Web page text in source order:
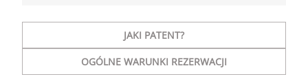
JAKI PATENT?
OGÓLNE WARUNKI REZERWACJI